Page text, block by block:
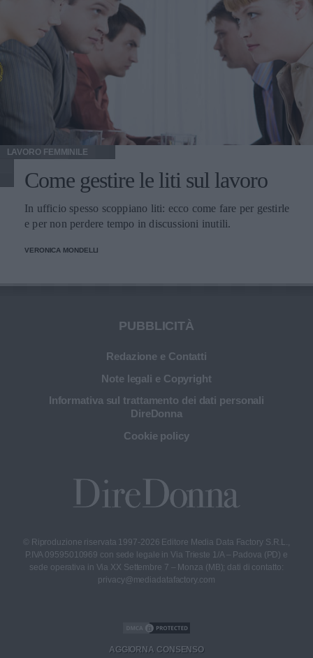
LAVORO FEMMINILE
Come gestire le liti sul lavoro
In ufficio spesso scoppiano liti: ecco come fare per gestirle
e per non perdere tempo in discussioni inutili.
VERONICA MONDELLI
PUBBLICITÀ
Redazione e Contatti
Note legali e Copyright
Informativa sul trattamento dei dati personali
DireDonna
Cookie policy
© Riproduzione riservata 1997-2026 Editore Media Data Factory S.R.L.,
P.IVA 09595010969 con sede legale in Via Trieste 1/A – Padova (PD) e
sede operativa in Via XX Settembre 7 – Monza (MB); dati di contatto:
privacy@mediadatafactory.com
AGGIORNA CONSENSO